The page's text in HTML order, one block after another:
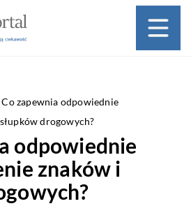
Co zapewnia odpowiednie
drogowych?
odpowiednie
znaków i